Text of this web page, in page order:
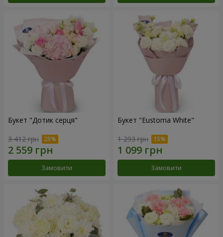
Букет "Дотик серця"
3 412 грн
Замовити
Букет "Eustoma White"
1 293 грн
Замовити